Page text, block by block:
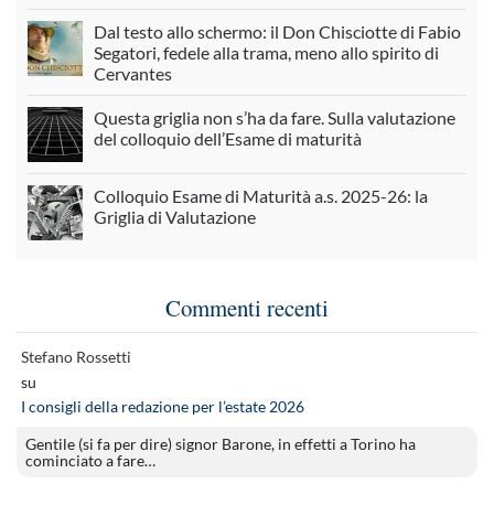
Dal testo allo schermo: il Don Chisciotte di Fabio
Segatori, fedele alla trama, meno allo spirito di
Cervantes
Questa griglia non s’ha da fare. Sulla valutazione
del colloquio dell’Esame di maturità
Colloquio Esame di Maturità a.s. 2025-26: la
Griglia di Valutazione
Commenti recenti
Stefano Rossetti
su
I consigli della redazione per l’estate 2026
Gentile (si fa per dire) signor Barone, in effetti a Torino ha
cominciato a fare…